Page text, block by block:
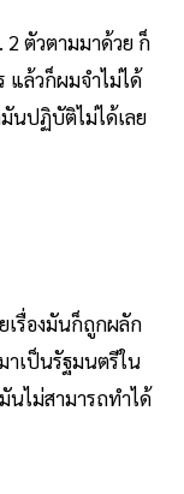
2 ตัวตามมาด้วย ก็
แล้วก็ผมจำไม่ได้
นปฏิบัติไม่ได้เลย
เรื่องมันก็ถูกผลัก
าเป็นรัฐมนตรีใน
นไม่สามารถทำได้